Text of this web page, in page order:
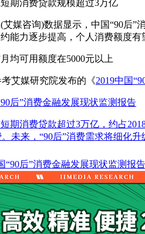
媒咨询)数据显示，中国“90后”
能力逐步提高，个人消费额度有
艾媒研究院发布的《2019中国
后”消费金融发展现状监测报告
短期消费贷款超过3万亿，约占
未来，“90后”消费需求将细化